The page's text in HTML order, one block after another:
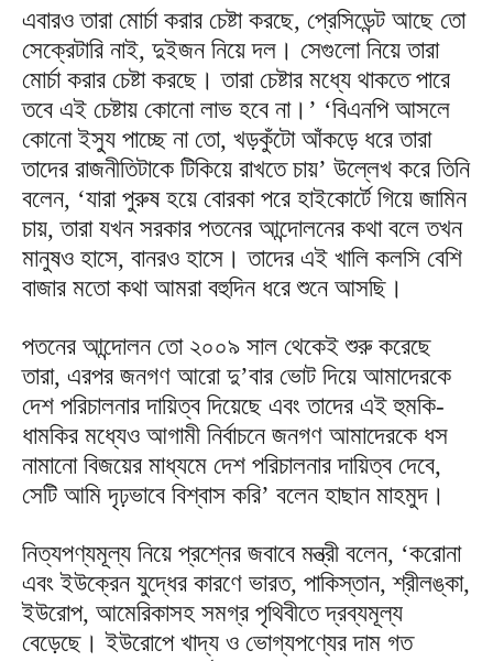
এবারও তারা মোর্চা করার চেষ্টা করছে, প্রেসিডেন্ট আছে তো
সেক্রেটারি নাই, দুইজন নিয়ে দল। সেগুলো নিয়ে তারা
মোর্চা করার চেষ্টা করছে। তারা চেষ্টার মধ্যে থাকতে পারে
তবে এই চেষ্টায় কোনো লাভ হবে না।’ ‘বিএনপি আসলে
কোনো ইস্যু পাচ্ছে না তো, খড়কুঁটো আঁকড়ে ধরে তারা
তাদের রাজনীতিটাকে টিকিয়ে রাখতে চায়’ উল্লেখ করে তিনি
বলেন, ‘যারা পুরুষ হয়ে বোরকা পরে হাইকোর্টে গিয়ে জামিন
চায়, তারা যখন সরকার পতনের আন্দোলনের কথা বলে তখন
মানুষও হাসে, বানরও হাসে। তাদের এই খালি কলসি বেশি
বাজার মতো কথা আমরা বহুদিন ধরে শুনে আসছি।
পতনের আন্দোলন তো ২০০৯ সাল থেকেই শুরু করেছে
তারা, এরপর জনগণ আরো দু’বার ভোট দিয়ে আমাদেরকে
দেশ পরিচালনার দায়িত্ব দিয়েছে এবং তাদের এই হুমকি-
ধামকির মধ্যেও আগামী নির্বাচনে জনগণ আমাদেরকে ধস
নামানো বিজয়ের মাধ্যমে দেশ পরিচালনার দায়িত্ব দেবে,
সেটি আমি দৃঢ়ভাবে বিশ্বাস করি’ বলেন হাছান মাহমুদ।
নিত্যপণ্যমূল্য নিয়ে প্রশ্নের জবাবে মন্ত্রী বলেন, ‘করোনা
এবং ইউক্রেন যুদ্ধের কারণে ভারত, পাকিস্তান, শ্রীলঙ্কা,
ইউরোপ, আমেরিকাসহ সমগ্র পৃথিবীতে দ্রব্যমূল্য
বেড়েছে। ইউরোপে খাদ্য ও ভোগ্যপণ্যের দাম গত